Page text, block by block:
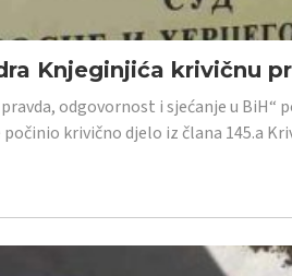
Knjeginjića krivičnu
odgovornost i sjećanje u
krivično djelo iz člana 145.a